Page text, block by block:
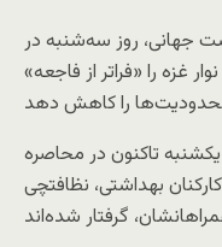
جهانی، روز سه‌شنبه در
غزه را «فراتر از فاجعه»
یکشنبه تاکنون در محاصره
کارکنان بهداشتی، نظافتچی